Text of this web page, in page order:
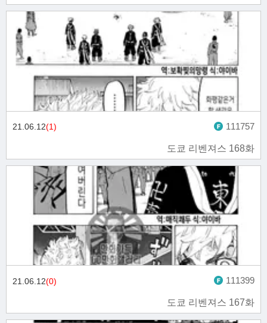
도쿄 리벤져스 168화
21.06.12(1) 111757
도쿄 리벤져스 167화
21.06.12(0) 111399